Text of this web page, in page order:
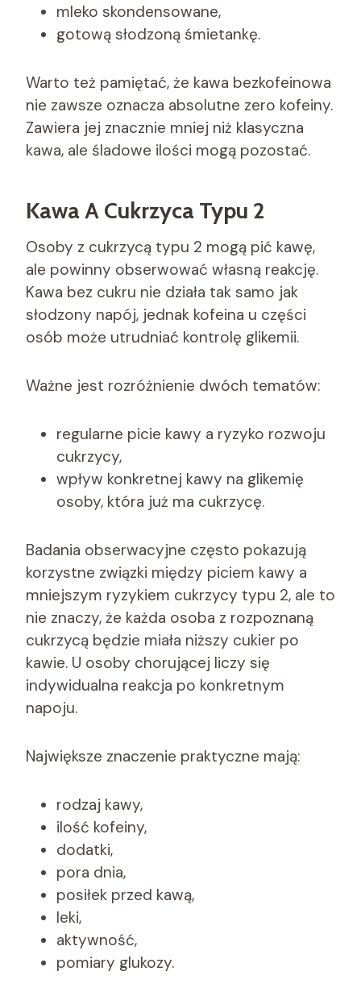
mleko skondensowane,
gotową słodzoną śmietankę.
Warto też pamiętać, że kawa bezkofeinowa
nie zawsze oznacza absolutne zero kofeiny.
Zawiera jej znacznie mniej niż klasyczna
kawa, ale śladowe ilości mogą pozostać.
Kawa A Cukrzyca Typu 2
Osoby z cukrzycą typu 2 mogą pić kawę,
ale powinny obserwować własną reakcję.
Kawa bez cukru nie działa tak samo jak
słodzony napój, jednak kofeina u części
osób może utrudniać kontrolę glikemii.
Ważne jest rozróżnienie dwóch tematów:
regularne picie kawy a ryzyko rozwoju
cukrzycy,
wpływ konkretnej kawy na glikemię
osoby, która już ma cukrzycę.
Badania obserwacyjne często pokazują
korzystne związki między piciem kawy a
mniejszym ryzykiem cukrzycy typu 2, ale to
nie znaczy, że każda osoba z rozpoznaną
cukrzycą będzie miała niższy cukier po
kawie. U osoby chorującej liczy się
indywidualna reakcja po konkretnym
napoju.
Największe znaczenie praktyczne mają:
rodzaj kawy,
ilość kofeiny,
dodatki,
pora dnia,
posiłek przed kawą,
leki,
aktywność,
pomiary glukozy.